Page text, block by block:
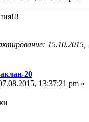
20
13:37:21 pm »